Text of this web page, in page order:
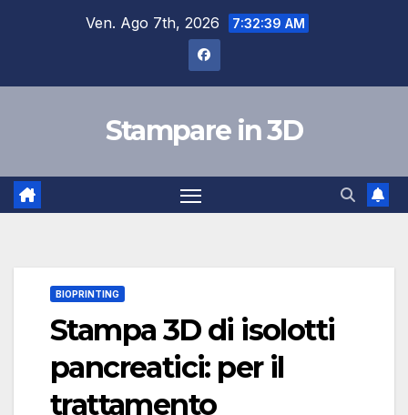
Ven. Ago 7th, 2026 7:32:40 AM
Stampare in 3D
BIOPRINTING
Stampa 3D di isolotti
pancreatici: per il
trattamento